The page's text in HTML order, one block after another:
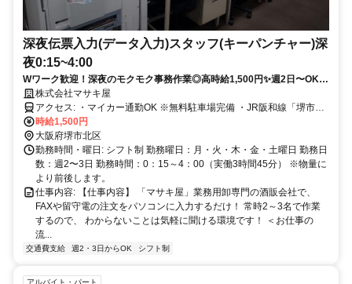
深夜伝票入力(データ入力)スタッフ(キーパンチャー)深
夜0:15~4:00
Wワーク歓迎！深夜のモクモク事務作業◎高時給1,500円✨週2日〜OK！
スキマ時間を有効活用◎
株式会社マサキ屋
アクセス: ・マイカー通勤OK ※無料駐車場完備 ・JR阪和線「堺市
駅」徒歩13分
時給1,500円
大阪府堺市北区
勤務時間・曜日: シフト制 勤務曜日：月・火・木・金・土曜日 勤務日
数：週2〜3日 勤務時間：0：15～4：00（実働3時間45分） ※物量に
より前後します。
仕事内容: 【仕事内容】 「マサキ屋」業務用卸専門の酒販会社で、
FAXや留守電の注文をパソコンに入力するだけ！ 常時2～3名で作業
するので、 わからないことは気軽に聞ける環境です！ ＜お仕事の
流...
交通費支給 週2・3日からOK シフト制
アルバイト・パート